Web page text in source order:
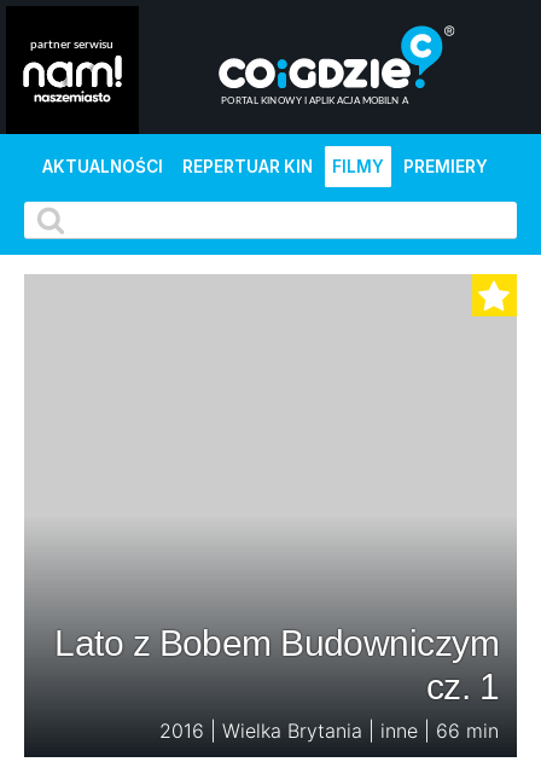
AKTUALNOŚCI REPERTUAR KIN FILMY PREMIERY
Lato z Bobem Budowniczym
cz. 1
2016 | Wielka Brytania | inne | 66 min